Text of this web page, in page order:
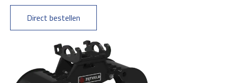
Direct bestellen